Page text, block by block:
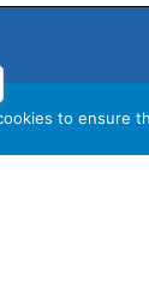
to ensure